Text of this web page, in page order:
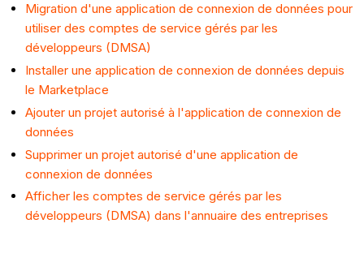
Migration d'une application de connexion de données pour
utiliser des comptes de service gérés par les
développeurs (DMSA)
Installer une application de connexion de données depuis
le Marketplace
Ajouter un projet autorisé à l'application de connexion de
données
Supprimer un projet autorisé d'une application de
connexion de données
Afficher les comptes de service gérés par les
développeurs (DMSA) dans l'annuaire des entreprises